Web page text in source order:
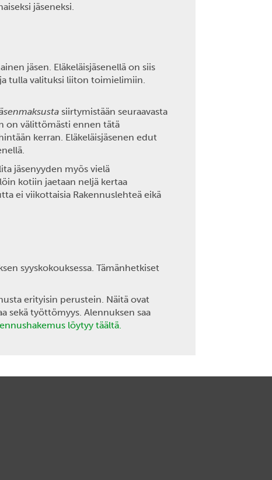
jäseneksi.
jäsen. Eläkeläisjäsenellä on siis
tulla valituksi liiton toimielimiin.
siirtymistään seuraavasta
on välittömästi ennen tätä
kerran. Eläkeläisjäsenen edut
jäsenyyden myös vielä
kotiin jaetaan neljä kertaa
ei viikottaisia Rakennuslehteä eikä
syyskokouksessa. Tämänhetkiset
erityisin perustein. Näitä ovat
sekä työttömyys. Alennuksen saa
löytyy täältä.